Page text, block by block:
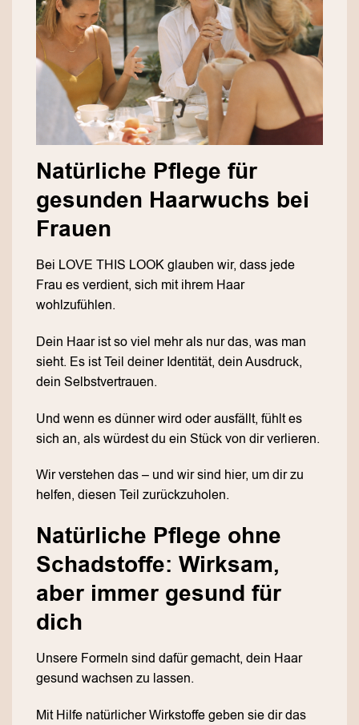
Natürliche Pflege für
gesunden Haarwuchs bei
Frauen
Bei LOVE THIS LOOK glauben wir, dass jede
Frau es verdient, sich mit ihrem Haar
wohlzufühlen.
Dein Haar ist so viel mehr als nur das, was man
sieht. Es ist Teil deiner Identität, dein Ausdruck,
dein Selbstvertrauen.
Und wenn es dünner wird oder ausfällt, fühlt es
sich an, als würdest du ein Stück von dir verlieren.
Wir verstehen das – und wir sind hier, um dir zu
helfen, diesen Teil zurückzuholen.
Natürliche Pflege ohne
Schadstoffe: Wirksam,
aber immer gesund für
dich
Unsere Formeln sind dafür gemacht, dein Haar
gesund wachsen zu lassen.
Mit Hilfe natürlicher Wirkstoffe geben sie dir das